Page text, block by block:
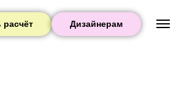
расчёт Дизайнерам